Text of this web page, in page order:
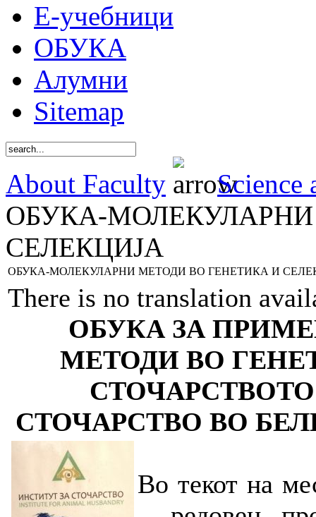
Е-учебници
ОБУКА
Алумни
Sitemap
About Faculty
Science
ОБУКА-
СЕЛЕКЦИЈА
ОБУКА-МОЛЕКУЛАРНИ МЕТОДИ ВО ГЕНЕТИКА И
There is no translation
ОБУКА ЗА
МЕТОДИ ВО
СТОЧАРСТВО ВО
Во текот на